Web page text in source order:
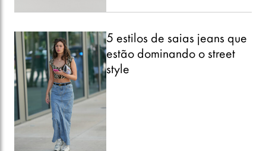
5 estilos de saias jeans que
estão dominando o street
style